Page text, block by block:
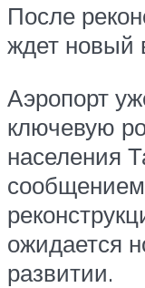
После
ждет новый
Аэропорт
ключевую
населения
ожидается
развитии.